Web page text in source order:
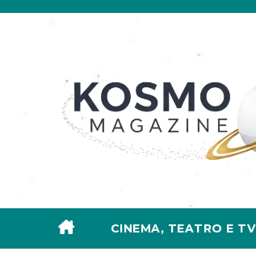
Salta
CINEMA, TEATRO E TV